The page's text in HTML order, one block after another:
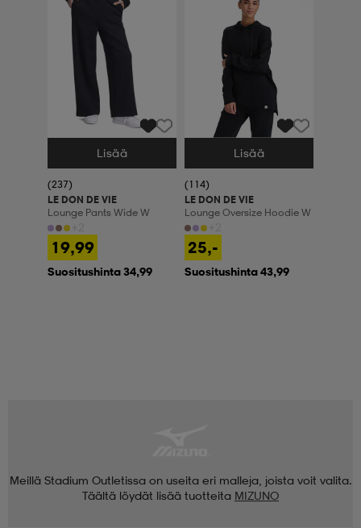
Valitse Koko
Lisää
(237)
LE DON DE VIE
Lounge Pants Wide W
19,99
Suositushinta 34,99
Valitse Koko
Lisää
(114)
LE DON DE VIE
Lounge Oversize Hoodie W
25,-
Suositushinta 43,99
Meillä Stadium Outletissa on useita eri malleja, joista voit valita.
Täältä löydät lisää tuotteita MIZUNO